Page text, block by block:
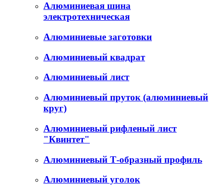
Алюминиевая шина
электротехническая
Алюминиевые заготовки
Алюминиевый квадрат
Алюминиевый лист
Алюминиевый пруток (алюминиевый
круг)
Алюминиевый рифленый лист
"Квинтет"
Алюминиевый Т-образный профиль
Алюминиевый уголок